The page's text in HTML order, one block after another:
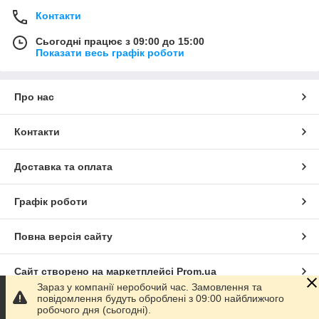
Контакти
Сьогодні працює з 09:00 до 15:00
Показати весь графік роботи
Про нас
Контакти
Доставка та оплата
Графік роботи
Повна версія сайту
Сайт створено на маркетплейсі Prom.ua
Політика конфіденційності
Зараз у компанії неробочий час. Замовлення та
повідомлення будуть оброблені з 09:00 найближчого
робочого дня (сьогодні).